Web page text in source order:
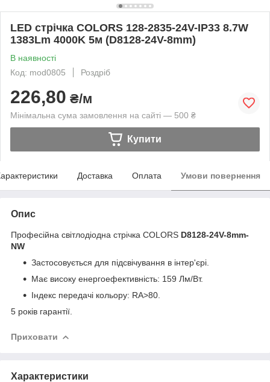
LED стрічка COLORS 128-2835-24V-IP33 8.7W
1383Lm 4000K 5м (D8128-24V-8mm)
В наявності
Код: mod0805
Роздріб
226,80 ₴/м
Мінімальна сума замовлення на сайті — 500 ₴
Купити
Доставка Оплата Умови повернення
Опис
Професійна світлодіодна стрічка COLORS D8128-24V-8mm-
NW
Застосовується для підсвічування в інтер'єрі.
Має високу енергоефективність: 159 Лм/Вт.
Індекс передачі кольору: RA>80.
5 років гарантії.
Приховати
Характеристики